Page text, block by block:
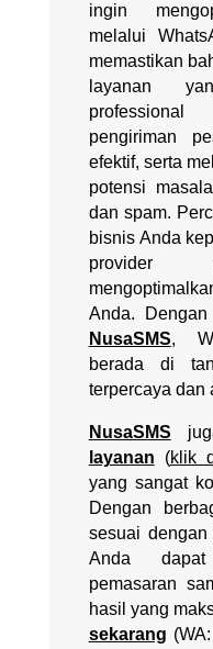
ingin
melalui
memastikan
layanan
pengiriman
efektif, serta
potensi
dan spam.
bisnis Anda
provider
Anda.
NusaSMS,
berada di
terpercaya dan
NusaSMS
layanan (klik
yang sangat
Dengan
sesuai
Anda
pemasaran
hasil yang
sekarang